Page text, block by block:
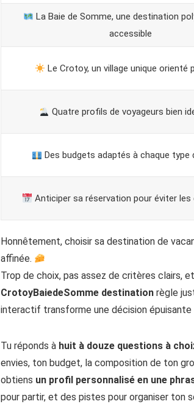
La Baie de Somme, une destination
accessible
Le Crotoy, un village unique orienté
Quatre profils de voyageurs bien
Des budgets adaptés à chaque type
Anticiper sa réservation pour éviter les
Honnêtement, choisir sa destination de
affinée.
Trop de choix, pas assez de critères clairs,
CrotoyBaiedeSomme destination règle
interactif transforme une décision épuisante
Tu réponds à huit à douze questions à
envies, ton budget, la composition de ton
obtiens un profil personnalisé en une
pour partir, et des pistes pour organiser ton